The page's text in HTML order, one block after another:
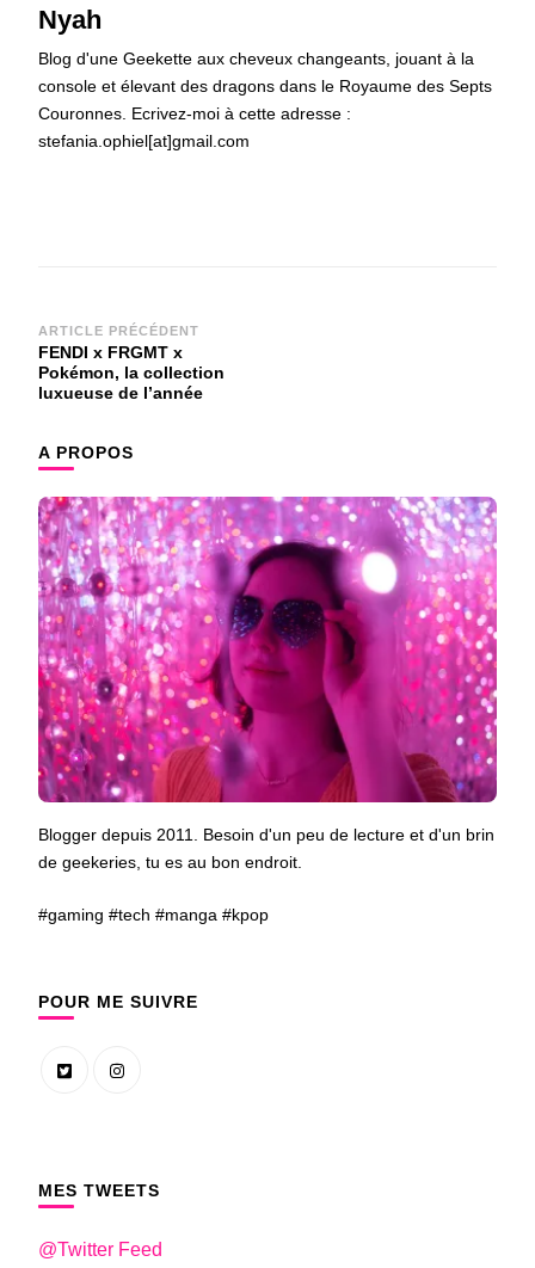
Nyah
Blog d'une Geekette aux cheveux changeants, jouant à la
console et élevant des dragons dans le Royaume des Septs
Couronnes. Ecrivez-moi à cette adresse :
stefania.ophiel[at]gmail.com
Navigation
d'article
ARTICLE PRÉCÉDENT
FENDI x FRGMT x
Pokémon, la collection
luxueuse de l’année
A PROPOS
Blogger depuis 2011. Besoin d'un peu de lecture et d'un brin
de geekeries, tu es au bon endroit.
#gaming #tech #manga #kpop
POUR ME SUIVRE
MES TWEETS
@Twitter Feed